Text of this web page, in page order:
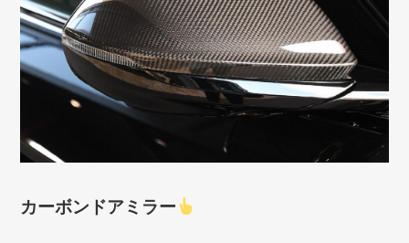
カーボンドアミラー